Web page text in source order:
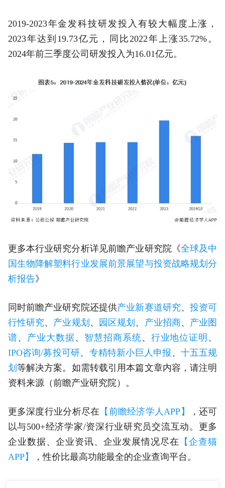
2019-2023年金发科技研发投入有较大幅度上涨，
2023年达到19.73亿元，同比2022年上涨35.72%。
2024年前三季度公司研发投入为16.01亿元。
更多本行业研究分析详见前瞻产业研究院《全球及中
国生物降解塑料行业发展前景展望与投资战略规划分
析报告》
同时前瞻产业研究院还提供产业新赛道研究、投资可
行性研究、 产业规划 、 园区规划 、 产业招商、 产业图
谱、 产业大数据、 智慧招商系统、 行业地位证明 、
IPO咨询/募投可研、 专精特新小巨人申报 、 十五五规
划 等解决方案。如需转载引用本篇文章内容，请注明
资料来源（前瞻产业研究院）。
更多深度行业分析尽在 【前瞻经济学人APP】
，还可
以与500+经济学家/资深行业研究员交流互动。更多
企业数据、企业资讯、企业发展情况尽在
【企查猫
APP】
，性价比最高功能最全的企业查询平台。